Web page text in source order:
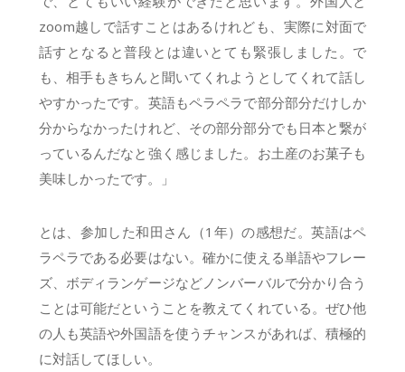
zoom越しで話すことはあるけれども、実際に対面で
話すとなると普段とは違いとても緊張しました。で
も、相手もきちんと聞いてくれようとしてくれて話し
やすかったです。英語もペラペラで部分部分だけしか
分からなかったけれど、その部分部分でも日本と繋が
っているんだなと強く感じました。お土産のお菓子も
美味しかったです。」
とは、参加した和田さん（1年）の感想だ。英語はペ
ラペラである必要はない。確かに使える単語やフレー
ズ、ボディランゲージなどノンバーバルで分かり合う
ことは可能だということを教えてくれている。ぜひ他
の人も英語や外国語を使うチャンスがあれば、積極的
に対話してほしい。